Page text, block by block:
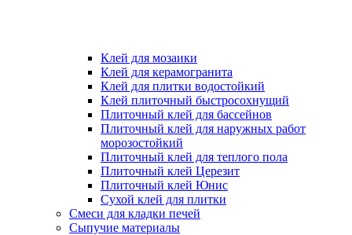
Клей для мозаики
Клей для керамогранита
Клей для плитки водостойкий
Клей плиточный быстросохнущий
Плиточный клей для бассейнов
Плиточный клей для наружных работ
морозостойкий
Плиточный клей для теплого пола
Плиточный клей Церезит
Плиточный клей Юнис
Сухой клей для плитки
Смеси для кладки печей
Сыпучие материалы